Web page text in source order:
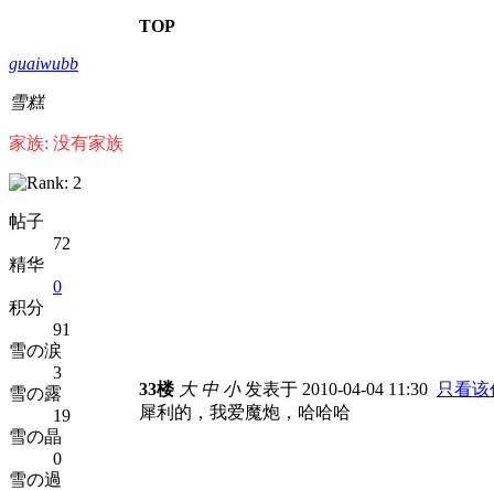
TOP
guaiwubb
雪糕
家族: 没有家族
帖子
72
精华
0
积分
91
雪の涙
3
雪の露
19
雪の晶
0
雪の過
33楼 大 中 小发表于 2010-04-04 11:30 只看该
犀利的，我爱魔炮，哈哈哈